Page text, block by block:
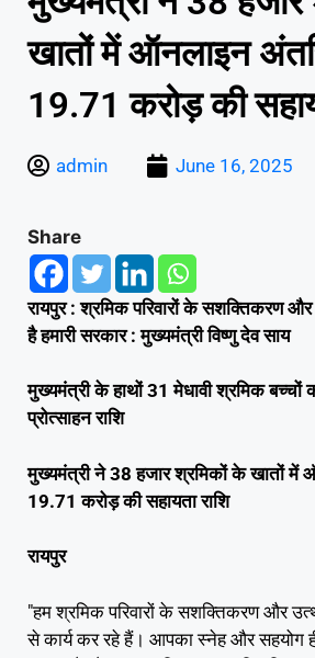
खातों में ऑनलाइन
19.71 करोड़ की
admin June 16, 2025
Share
रायपुर : श्रमिक परिवारों के सशक्तिकरण और
है हमारी सरकार : मुख्यमंत्री विष्णु देव साय
मुख्यमंत्री के हाथों 31 मेधावी श्रमिक बच्चों
प्रोत्साहन राशि
मुख्यमंत्री ने 38 हजार श्रमिकों के खातों में
19.71 करोड़ की सहायता राशि
रायपुर
"हम श्रमिक परिवारों के सशक्तिकरण और
से कार्य कर रहे हैं। आपका स्नेह और सहयोग